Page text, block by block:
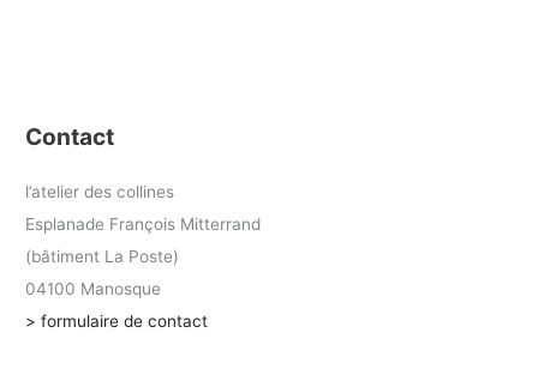
Contact
l’atelier des collines
Esplanade François Mitterrand
(bâtiment La Poste)
04100 Manosque
> formulaire de contact